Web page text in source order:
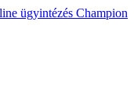
ügyintézés Champion